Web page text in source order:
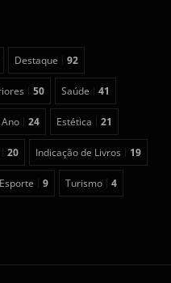
Destaque 92
50 Saúde 41
24 Estética 21
20 Indicação de Livros 19
Esporte 9 Turismo 4